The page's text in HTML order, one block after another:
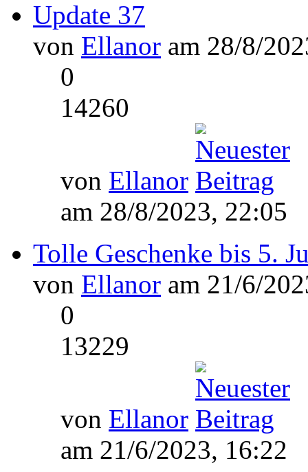
Update 37
von Ellanor am 28/8/
0
14260
von Ellanor
am 28/8/2023, 22:05
Tolle Geschenke bis 5.
von Ellanor am 21/6/
0
13229
von Ellanor
am 21/6/2023, 16:22